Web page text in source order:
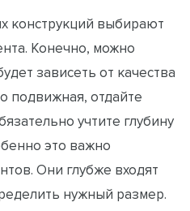
конструкций выбирают
Конечно, можно
зависеть от качества
подвижная, отдайте
учтите глубину
это важно
Они глубже входят
нужный размер.